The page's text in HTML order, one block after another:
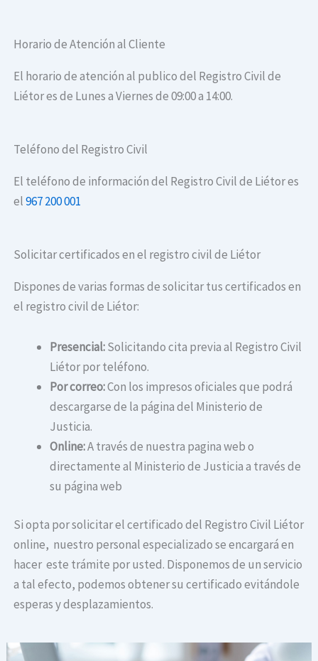
Horario de Atención al Cliente
El horario de atención al publico del Registro Civil de
Liétor es de Lunes a Viernes de 09:00 a 14:00.
Teléfono del Registro Civil
El teléfono de información del Registro Civil de Liétor es
el967 200 001
Solicitar certificados en el registro civil de Liétor
Dispones de varias formas de solicitar tus certificados en
el registro civil de Liétor:
Presencial:Solicitando cita previa al Registro Civil
Liétor por teléfono.
Por correo:Con los impresos oficiales que podrá
descargarse de la página del Ministerio de
Justicia.
Online:A través de nuestra pagina web o
directamente al Ministerio de Justicia a través de
su página web
Si opta por solicitar el certificado del Registro Civil Liétor
online, nuestro personal especializado se encargará en
hacer este trámite por usted. Disponemos de un servicio
a tal efecto, podemos obtener su certificado evitándole
esperas y desplazamientos.